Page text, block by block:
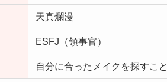
天真爛漫
ESFJ（領事官）
自分に合ったメイクを探すこと